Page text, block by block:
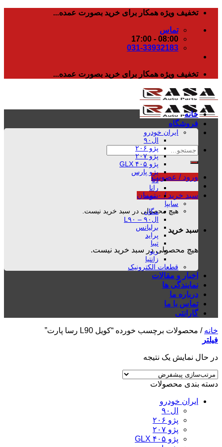
رفتن
محتوا
تخفیف ویژه همکار برای خرید بصورت عمده...
تماس
08:00 - 17:00
031-33932183
تخفیف ویژه همکار برای خرید بصورت عمده...
جستجو
ورود / عضویت
سبد خرید / ۰ تومان
هیچ محصولی در سبد خرید نیست.
سبد خرید
هیچ محصولی در سبد خرید نیست.
خانه
فروشگاه
ایران خودرو
ال۹۰
پژو ۲۰۶
پژو ۲۰۷
پژو ۴۰۵ GLX
پژو پارس
دنا
رانا
سمند
سایپا
مگان
ال۹۰ – L۹۰
برلیانس
پراید
تیبا
ریو
زانتیا
قطعات الکترونیک
اخبار و مقالات
نمایندگی ها
درباره ما
تماس با ما
گارانتی
خانه / محصولات برچسب خورده “کویل L90 رسا پارت”
فیلتر
در حال نمایش یک نتیجه
دسته بندی محصولات
ایران خودرو
ال۹۰
پژو ۲۰۶
پژو ۲۰۷
پژو ۴۰۵ GLX